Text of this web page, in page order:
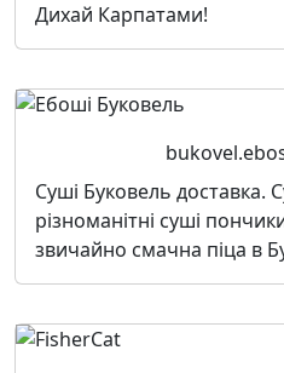
Дихай Карпатами!
Суші Буковель доставка.
різноманітні суші
звичайно смачна піца в